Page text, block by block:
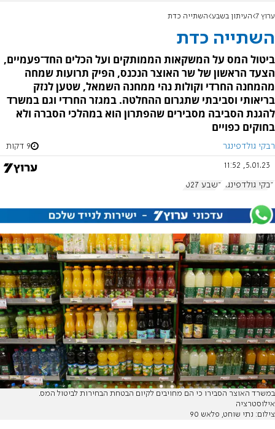
ערוץ 7 העיתון בשבע השתייה כדת
השתייה כדת
ביטול המס על המשקאות הממותקים ועל הכלים החד־פעמיים,
הצעד הראשון של שר האוצר הנכנס, הפיק תרועות שמחה
מהמחנה החרדי וקולות נהי ממחנה השמאל, שטען לנזק
בריאותי וסביבתי שתגרום ההחלטה. במגזר החרדי וגם במשרד
להגנת הסביבה מסבירים שהפתרון הוא במהלכי הסברה ולא
בחוקים כפויים
רבקי גולדפינגר 9 דקות
5.01.23, 11:52
רבקי גולדפינגר בשבע 1027
במשרד האוצר הסבירו כי הם מחויבים לקיום הבטחת הבחירות לביטול המס.
אילוסטרציה
צילום: נתי שוחט, פלאש 90